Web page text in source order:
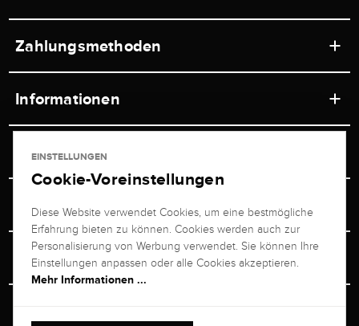
Zahlungsmethoden
Informationen
Ladengeschäft
Versand & Zahlung
Ratgeber
Service
Newsletterabmeldung
Retouren-Service
Vertrag Widerrufen
Juwelier Brogle
Über uns
Unternehmen
Persönlicher Berater
EINSTELLUNGEN
Cookie-Voreinstellungen
Diese Website verwendet Cookies, um eine bestmögliche
Erfahrung bieten zu können. Cookies werden auch zur
Personalisierung von Werbung verwendet. Sie können Ihre
Einstellungen anpassen oder alle Cookies akzeptieren.
Mehr Informationen ...